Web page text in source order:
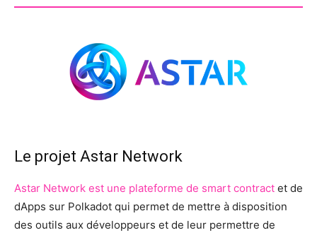
Le projet Astar Network
Astar Network est une plateforme de smart contract et de
dApps sur Polkadot qui permet de mettre à disposition
des outils aux développeurs et de leur permettre de